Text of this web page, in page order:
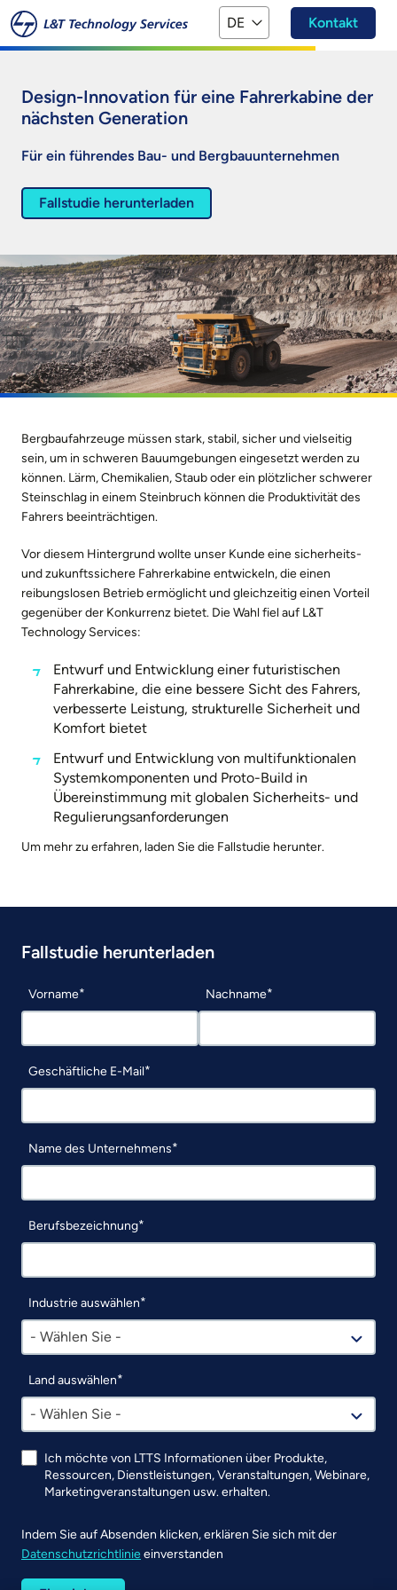
Zum Hauptinhalt springen
DE Kontakt
Design-Innovation für eine Fahrerkabine der
nächsten Generation
Für ein führendes Bau- und Bergbauunternehmen
Fallstudie herunterladen
Bergbaufahrzeuge müssen stark, stabil, sicher und vielseitig
sein, um in schweren Bauumgebungen eingesetzt werden zu
können. Lärm, Chemikalien, Staub oder ein plötzlicher schwerer
Steinschlag in einem Steinbruch können die Produktivität des
Fahrers beeinträchtigen.
Vor diesem Hintergrund wollte unser Kunde eine sicherheits-
und zukunftssichere Fahrerkabine entwickeln, die einen
reibungslosen Betrieb ermöglicht und gleichzeitig einen Vorteil
gegenüber der Konkurrenz bietet. Die Wahl fiel auf L&T
Technology Services:
Entwurf und Entwicklung einer futuristischen
Fahrerkabine, die eine bessere Sicht des Fahrers,
verbesserte Leistung, strukturelle Sicherheit und
Komfort bietet
Entwurf und Entwicklung von multifunktionalen
Systemkomponenten und Proto-Build in
Übereinstimmung mit globalen Sicherheits- und
Regulierungsanforderungen
Um mehr zu erfahren, laden Sie die Fallstudie herunter.
Fallstudie herunterladen
Vorname Nachname
Geschäftliche E-Mail
Name des Unternehmens
Berufsbezeichnung
Industrie auswählen
- Wählen Sie -
Land auswählen
- Wählen Sie -
Ich möchte von LTTS Informationen über Produkte,
Ressourcen, Dienstleistungen, Veranstaltungen, Webinare,
Marketingveranstaltungen usw. erhalten.
Indem Sie auf Absenden klicken, erklären Sie sich mit der
Datenschutzrichtlinie einverstanden
UTM